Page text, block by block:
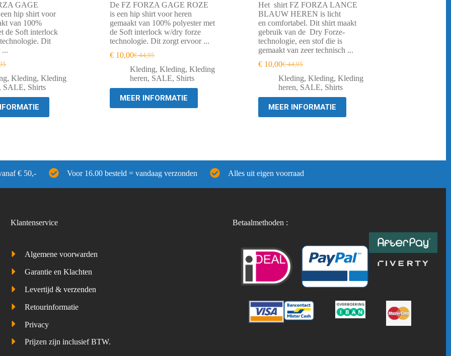
GAGE
hip shirt voor
van 100%
de Soft interlock
Dit
...
, Kleding, Kleding
SALE, Shirts
De FZ FORZA GAGE ROZE
is een hip shirt voor heren
gemaakt van 100% polyester met
de Soft interlock w/dry forze
technologie. Dit zorgt ervoor ...
€44,95
Oorspronkelijke
prijs
was:
€ 44,95.
€10,00Huidige
prijs
is:
€ 10,00.
Kleding, Kleding, Kleding
heren, SALE, Shirts
MEER INFORMATIE
Het shirt FZ FORZA LANCE
BLAUW HEREN is licht
en comfortabel. Dit shirt maakt
gebruik van de Dry Forze-
technologie, een stof die is
gemaakt van zeer technisch ...
€44,95
Oorspronkelijke
prijs
was:
€ 44,95.
€10,00Huidige
prijs
is:
€ 10,00.
Kleding, Kleding, Kleding
heren, SALE, Shirts
MEER INFORMATIE
€ 50,- Voor 16.00 besteld = vandaag verzonden Alles uit eigen voorraad
Klantenservice
Algemene voorwarden
Garantie en Klachten
Levertijd & verzenden
Retourinformatie
Privacy
Prijzen zijn inclusief BTW.
Betaalmethoden :